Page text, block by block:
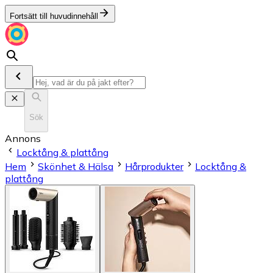
Fortsätt till huvudinnehåll
Sök
Annons
Locktång & plattång
Hem
Skönhet & Hälsa Hårprodukter
Locktång &
plattång